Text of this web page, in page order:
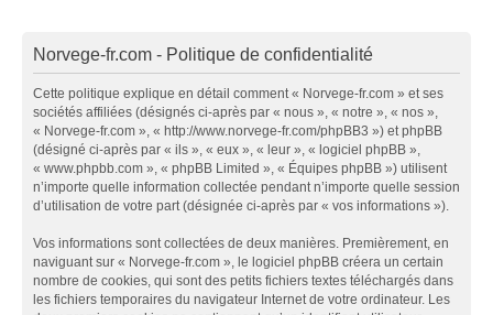
Norvege-fr.com - Politique de confidentialité
Cette politique explique en détail comment « Norvege-fr.com » et ses
sociétés affiliées (désignés ci-après par « nous », « notre », « nos »,
« Norvege-fr.com », « http://www.norvege-fr.com/phpBB3 ») et phpBB
(désigné ci-après par « ils », « eux », « leur », « logiciel phpBB »,
« www.phpbb.com », « phpBB Limited », « Équipes phpBB ») utilisent
n’importe quelle information collectée pendant n’importe quelle session
d’utilisation de votre part (désignée ci-après par « vos informations »).
Vos informations sont collectées de deux manières. Premièrement, en
naviguant sur « Norvege-fr.com », le logiciel phpBB créera un certain
nombre de cookies, qui sont des petits fichiers textes téléchargés dans
les fichiers temporaires du navigateur Internet de votre ordinateur. Les